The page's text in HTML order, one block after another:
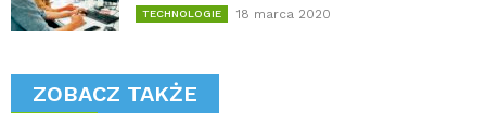
TECHNOLOGIE 18 marca 2020
ZOBACZ TAKŻE